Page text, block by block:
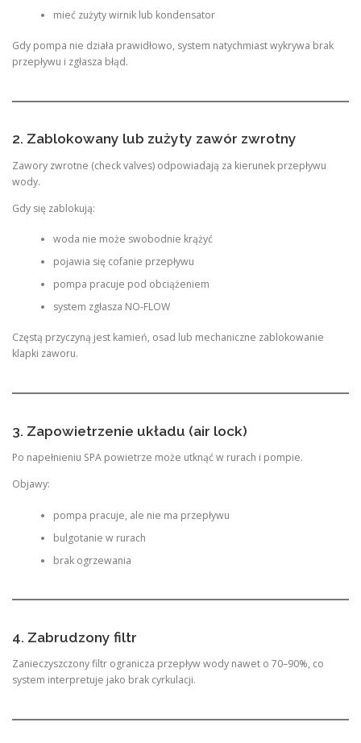
mieć zużyty wirnik lub kondensator
Gdy pompa nie działa prawidłowo, system natychmiast wykrywa brak
przepływu i zgłasza błąd.
2. Zablokowany lub zużyty zawór zwrotny
Zawory zwrotne (check valves) odpowiadają za kierunek przepływu
wody.
Gdy się zablokują:
woda nie może swobodnie krążyć
pojawia się cofanie przepływu
pompa pracuje pod obciążeniem
system zgłasza NO-FLOW
Częstą przyczyną jest kamień, osad lub mechaniczne zablokowanie
klapki zaworu.
3. Zapowietrzenie układu (air lock)
Po napełnieniu SPA powietrze może utknąć w rurach i pompie.
Objawy:
pompa pracuje, ale nie ma przepływu
bulgotanie w rurach
brak ogrzewania
4. Zabrudzony filtr
Zanieczyszczony filtr ogranicza przepływ wody nawet o 70–90%, co
system interpretuje jako brak cyrkulacji.